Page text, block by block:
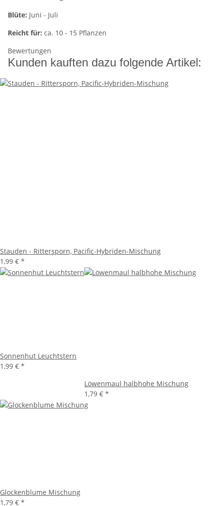
Blüte: Juni - Juli
Reicht für: ca. 10 - 15 Pflanzen
Bewertungen
Kunden kauften dazu folgende Artikel:
Stauden - Rittersporn, Pacific-Hybriden-Mischung
1,99 € *
Sonnenhut Leuchtstern
1,99 € *
Löwenmaul halbhohe Mischung
1,79 € *
Glockenblume Mischung
1,79 € *